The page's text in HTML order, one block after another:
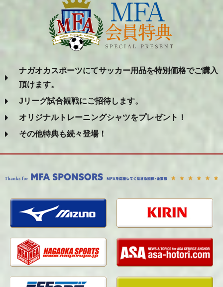
ナガオカスポーツにてサッカー用品を特別価格でご購入
頂けます。
Jリーグ試合観戦にご招待します。
オリジナルトレーニングシャツをプレゼント！
その他特典も続々登場！